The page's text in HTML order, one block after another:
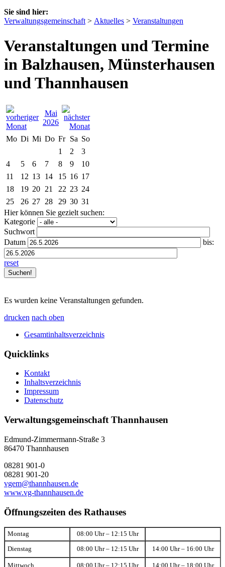
Sie sind hier:
Verwaltungsgemeinschaft > Aktuelles > Veranstaltungen
Veranstaltungen und Termine
in Balzhausen, Münsterhausen
und Thannhausen
Mai
2026
Mo Di Mi Do Fr Sa So
1
2
3
4
5 6 7 8 9
10
11
12 13 14 15 16 17
18
19 20 21 22 23 24
25
26 27 28 29 30 31
Hier können Sie gezielt suchen:
Kategorie
Suchwort
Datum
bis:
reset
Es wurden keine Veranstaltungen gefunden.
drucken nach oben
Gesamtinhaltsverzeichnis
Quicklinks
Kontakt
Inhaltsverzeichnis
Impressum
Datenschutz
Verwaltungsgemeinschaft Thannhausen
Edmund-Zimmermann-Straße 3
86470 Thannhausen
08281 901-0
08281 901-20
vgem@thannhausen.de
www.vg-thannhausen.de
Öffnungszeiten des Rathauses
Montag 08:00 Uhr – 12:15 Uhr
Dienstag 08:00 Uhr – 12:15 Uhr 14:00 Uhr – 16:00 Uhr